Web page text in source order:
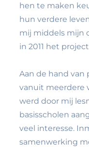
hen te maken
hun verdere
mij middels mijn
in 2011 het
Aan de hand van
vanuit meerdere
werd door mij
basisscholen
veel interesse.
samenwerking